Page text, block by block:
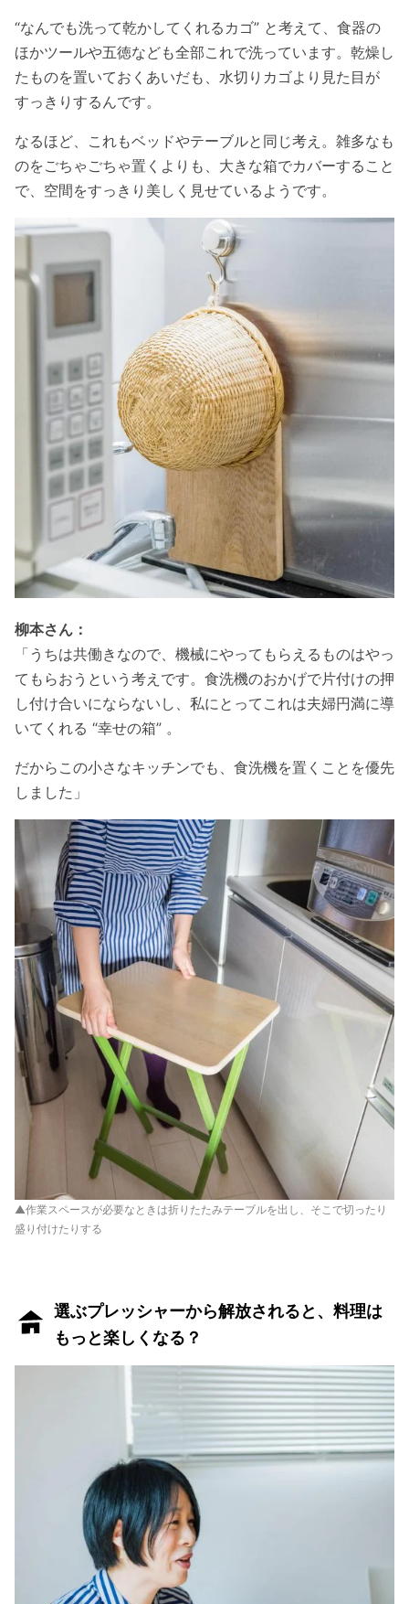
“なんでも洗って乾かしてくれるカゴ” と考えて、食器の
ほかツールや五徳なども全部これで洗っています。乾燥し
たものを置いておくあいだも、水切りカゴより見た目が
すっきりするんです。
なるほど、これもベッドやテーブルと同じ考え。雑多なも
のをごちゃごちゃ置くよりも、大きな箱でカバーすること
で、空間をすっきり美しく見せているようです。
柳本さん：
「うちは共働きなので、機械にやってもらえるものはやっ
てもらおうという考えです。食洗機のおかげで片付けの押
し付け合いにならないし、私にとってこれは夫婦円満に導
いてくれる “幸せの箱” 。
だからこの小さなキッチンでも、食洗機を置くことを優先
しました」
▲作業スペースが必要なときは折りたたみテーブルを出し、そこで切ったり
盛り付けたりする
選ぶプレッシャーから解放されると、料理は
もっと楽しくなる？